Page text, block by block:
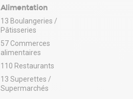
Alimentation
13 Boulangeries /
Pâtisseries
57 Commerces
alimentaires
110 Restaurants
13 Superettes /
Supermarchés